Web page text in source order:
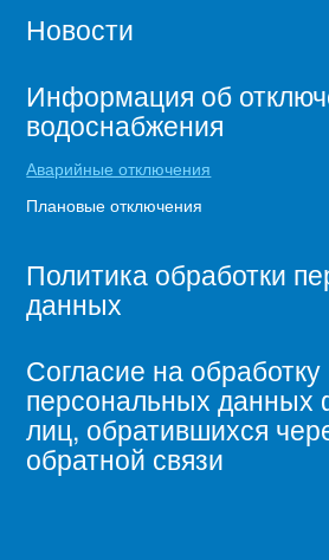
Новости
Информация об
водоснабжения
Аварийные отключения
Плановые отключения
Политика обработки
данных
Согласие на обработку
персональных данных
лиц, обратившихся
обратной связи